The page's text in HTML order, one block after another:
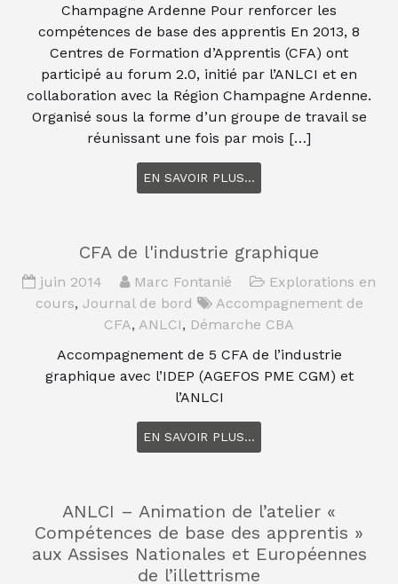
Champagne Ardenne Pour renforcer les
compétences de base des apprentis En 2013, 8
Centres de Formation d’Apprentis (CFA) ont
participé au forum 2.0, initié par l’ANLCI et en
collaboration avec la Région Champagne Ardenne.
Organisé sous la forme d’un groupe de travail se
réunissant une fois par mois […]
EN SAVOIR PLUS...
CFA de l'industrie graphique
juin 2014 Marc Fontanié
Explorations en
cours, Journal de bord
Accompagnement de
CFA, ANLCI, Démarche CBA
Accompagnement de 5 CFA de l’industrie
graphique avec l’IDEP (AGEFOS PME CGM) et
l’ANLCI
EN SAVOIR PLUS...
ANLCI – Animation de l’atelier «
Compétences de base des apprentis »
aux Assises Nationales et Européennes
de l’illettrisme